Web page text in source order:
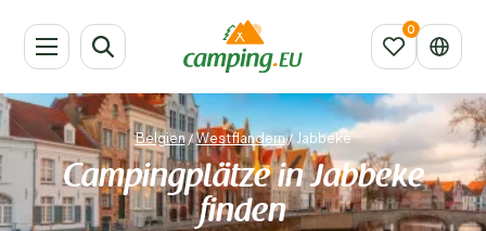
Belgien/ Westflandern/Jabbeke
Campingplätze in Jabbeke
finden